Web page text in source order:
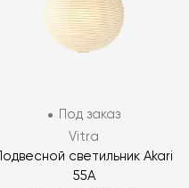
Под заказ
Vitra
Подвесной светильник Akari
55A